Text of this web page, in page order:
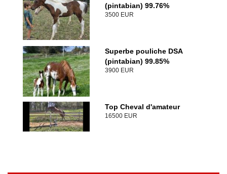
(pintabian) 99.76%
3500 EUR
Superbe pouliche DSA
(pintabian) 99.85%
3900 EUR
Top Cheval d'amateur
16500 EUR